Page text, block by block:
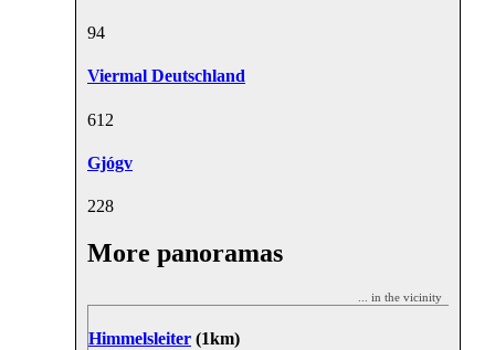
94
Viermal Deutschland
612
Gjógv
228
More panoramas
... in the vicinity
Himmelsleiter (1km)